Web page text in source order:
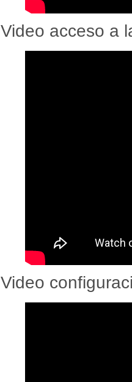
Video acceso a
Video